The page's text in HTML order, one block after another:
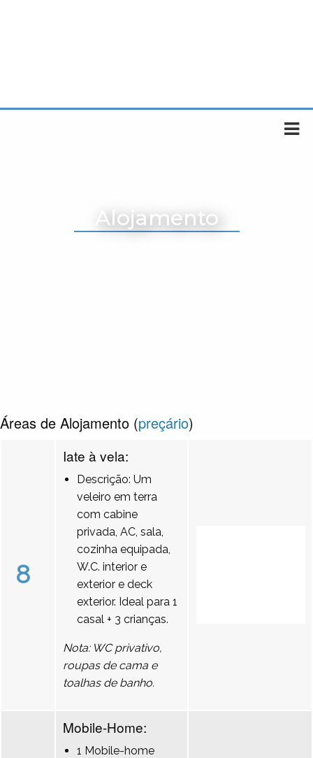
Alojamento
Áreas de Alojamento (preçário)
8
Iate à vela:
Descrição: Um
veleiro em terra
com cabine
privada, AC, sala,
cozinha equipada,
W.C. interior e
exterior e deck
exterior. Ideal para 1
casal + 3 crianças.
Nota: WC privativo,
roupas de cama e
toalhas de banho.
Mobile-Home:
1 Mobile-home